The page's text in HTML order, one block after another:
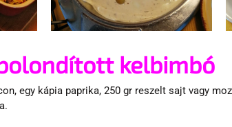
kelbimbó
egy kápia paprika, 250 gr reszelt sajt vagy